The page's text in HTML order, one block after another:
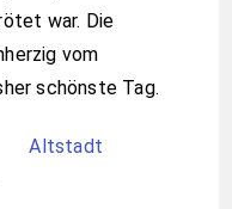
war. Die
vom
schönste Tag.